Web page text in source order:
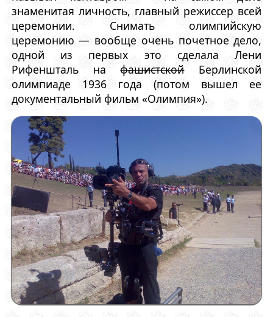
знаменитая личность, главный режиссер всей
церемонии. Снимать олимпийскую
церемонию — вообще очень почетное дело,
одной из первых это сделала Лени
Рифеншталь нафашистскойБерлинской
олимпиаде 1936 года (потом вышел ее
документальный фильм «Олимпия»).